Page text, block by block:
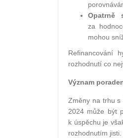
Opatrně
za
mohou
Refinancování
rozhodnutí co
Význam
Změny na trhu s
2024 může být
k úspěchu je
rozhodnutím jisti.